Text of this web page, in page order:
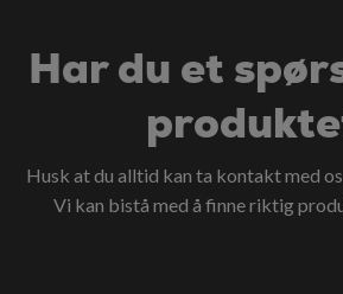
Har du et
Husk at du alltid kan ta kontakt med
Vi kan bistå med å finne riktig